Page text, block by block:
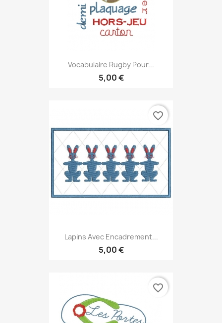
Vocabulaire Rugby Pour...
5,00 €
Lapins Avec Encadrement...
5,00 €
favorite_border
favorite_border